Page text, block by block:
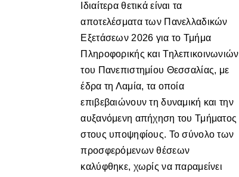
Ιδιαίτερα θετικά είναι τα
αποτελέσματα των Πανελλαδικών
Εξετάσεων 2026 για το Τμήμα
Πληροφορικής και Τηλεπικοινωνιών
του Πανεπιστημίου Θεσσαλίας, με
έδρα τη Λαμία, τα οποία
επιβεβαιώνουν τη δυναμική και την
αυξανόμενη απήχηση του Τμήματος
στους υποψηφίους. Το σύνολο των
προσφερόμενων θέσεων
καλύφθηκε, χωρίς να παραμείνει